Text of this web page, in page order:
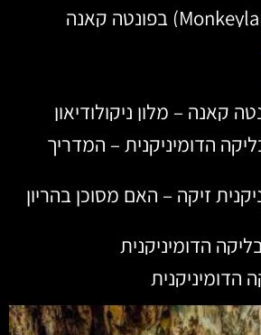
קאנה – מלון ניקולודיאון
הדומיניקנית – המדריך
זיקה – האם מסוכן בהריון
הדומיניקנית
הדומיניקנית